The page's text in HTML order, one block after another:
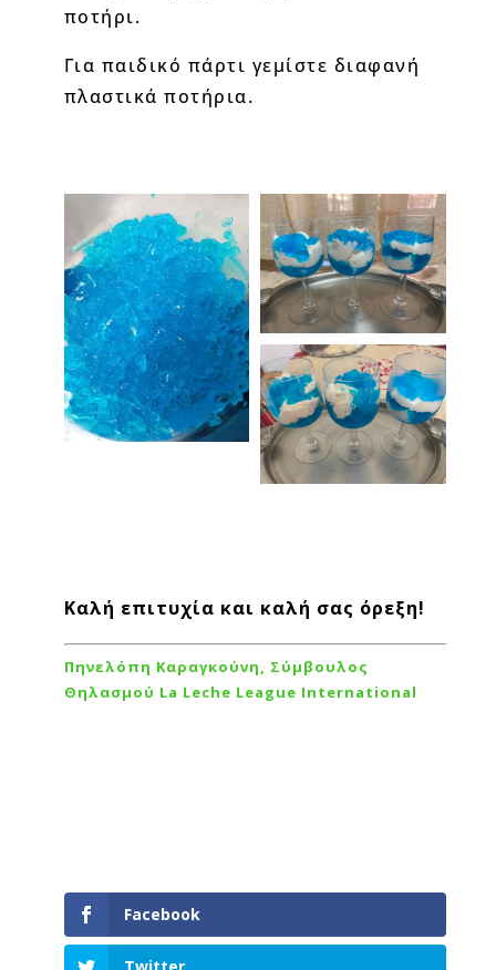
ποτήρι.
Για παιδικό πάρτι γεμίστε διαφανή
πλαστικά ποτήρια.
Καλή επιτυχία και καλή σας όρεξη!
Πηνελόπη Καραγκούνη, Σύμβουλος
Θηλασμού La Leche League International
Facebook